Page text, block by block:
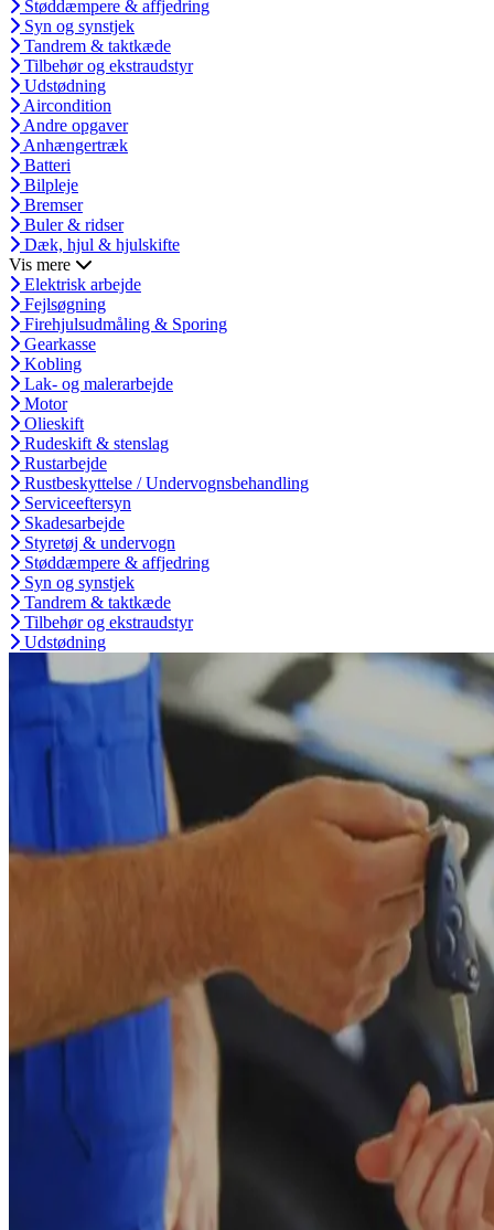
Støddæmpere & affjedring
Syn og synstjek
Tandrem & taktkæde
Tilbehør og ekstraudstyr
Udstødning
Aircondition
Andre opgaver
Anhængertræk
Batteri
Bilpleje
Bremser
Buler & ridser
Dæk, hjul & hjulskifte
Vis mere
Elektrisk arbejde
Fejlsøgning
Firehjulsudmåling & Sporing
Gearkasse
Kobling
Lak- og malerarbejde
Motor
Olieskift
Rudeskift & stenslag
Rustarbejde
Rustbeskyttelse / Undervognsbehandling
Serviceeftersyn
Skadesarbejde
Styretøj & undervogn
Støddæmpere & affjedring
Syn og synstjek
Tandrem & taktkæde
Tilbehør og ekstraudstyr
Udstødning